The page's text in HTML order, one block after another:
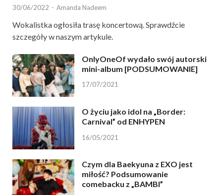
30/06/2022 - Amanda Nadeem
Wokalistka ogłosiła trasę koncertową. Sprawdźcie
szczegóły w naszym artykule.
OnlyOneOf wydało swój autorski
mini-album [PODSUMOWANIE]
17/07/2021
O życiu jako idol na „Border:
Carnival” od ENHYPEN
16/05/2021
Czym dla Baekyuna z EXO jest
miłość? Podsumowanie
comebacku z „BAMBI”